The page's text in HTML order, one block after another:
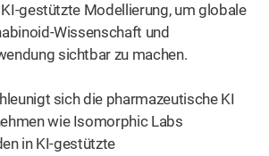
gestützte Modellierung, um globale
Wissenschaft und
sichtbar zu machen.
sich die pharmazeutische KI
wie Isomorphic Labs
in KI-gestützte